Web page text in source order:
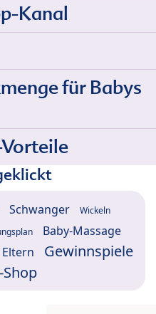
Kanal
für Babys
Schwanger Wickeln
Baby-Massage
Gewinnspiele